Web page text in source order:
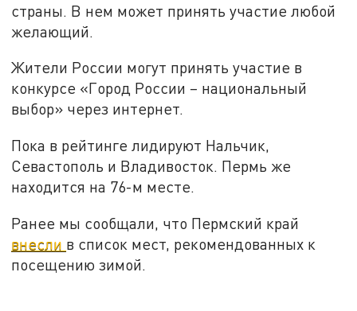
страны. В нем может принять участие любой
желающий.
Жители России могут принять участие в
конкурсе «Город России – национальный
выбор» через интернет.
Пока в рейтинге лидируют Нальчик,
Севастополь и Владивосток. Пермь же
находится на 76-м месте.
Ранее мы сообщали, что Пермский край
внесли в список мест, рекомендованных к
посещению зимой.